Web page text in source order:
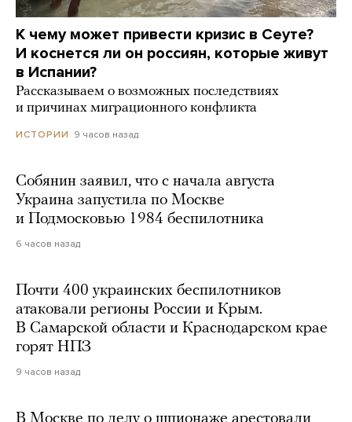
К чему может привести кризис в Сеуте?
И коснется ли он россиян, которые живут
в Испании?
Рассказываем о возможных последствиях
и причинах миграционного конфликта
ИСТОРИИ 9 часов назад
Собянин заявил, что с начала августа
Украина запустила по Москве
и Подмосковью 1984 беспилотника
6 часов назад
Почти 400 украинских беспилотников
атаковали регионы России и Крым.
В Самарской области и Краснодарском крае
горят НПЗ
9 часов назад